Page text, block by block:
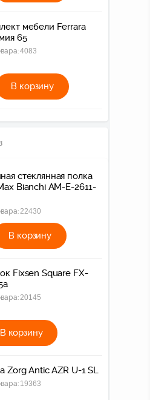
мебели Ferrara
65
4083
В корзину
3
стеклянная полка
Bianchi AM-E-2611-
22430
В корзину
Fixsen Square FX-
20145
В корзину
Zorg Antic AZR U-1 SL
19363